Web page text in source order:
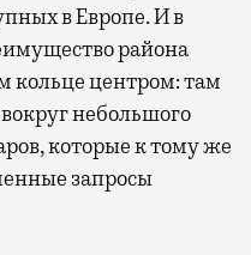
в Европе. И в
района
кольце центром: там
небольшого
которые к тому же
запросы